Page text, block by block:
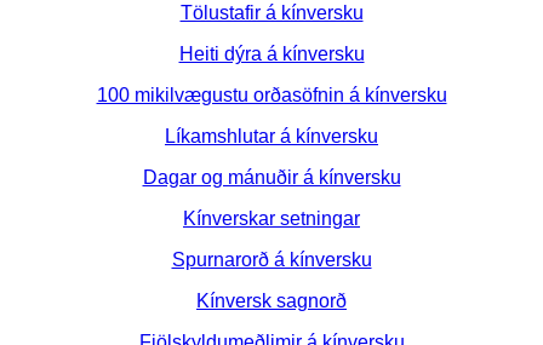
Tölustafir á kínversku
Heiti dýra á kínversku
100 mikilvægustu orðasöfnin á kínversku
Líkamshlutar á kínversku
Dagar og mánuðir á kínversku
Kínverskar setningar
Spurnarorð á kínversku
Kínversk sagnorð